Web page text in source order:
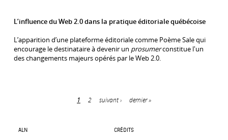
L’influence du Web 2.0 dans la pratique éditoriale québécoise
L’apparition d’une plateforme éditoriale comme Poème Sale qui
encourage le destinataire à devenir un prosumerconstitue l'un
des changements majeurs opérés par le Web 2.0.
1 2 suivant › dernier »
ALN CRÉDITS